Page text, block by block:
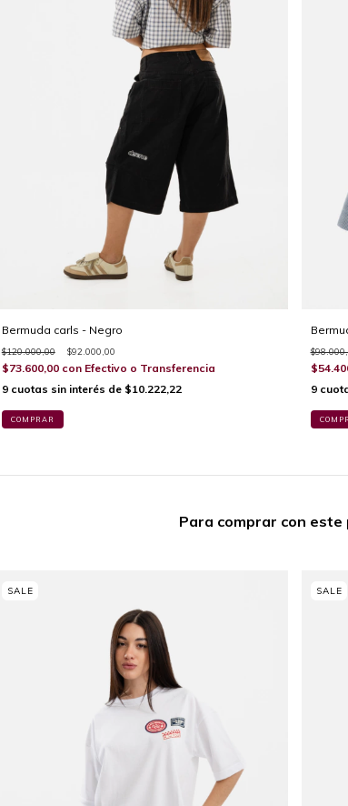
Bermuda carls - Negro
$120.000,00 $92.000,00
$73.600,00 con Efectivo o Transferencia
9 cuotas sin interés de $10.222,22
COMPRAR
9
Para comprar con este